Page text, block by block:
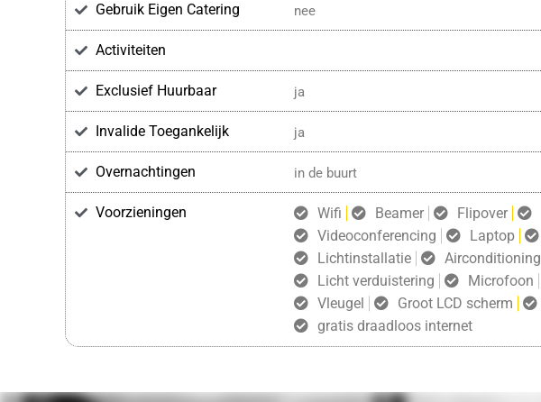
Gebruik Eigen Catering nee
Activiteiten
Exclusief Huurbaar ja
Invalide Toegankelijk ja
Overnachtingen in de buurt
Voorzieningen Wifi Beamer Flipover
Videoconferencing
Laptop
Lichtinstallatie
Airconditioning
Licht verduistering
Microfoon
Vleugel
Groot LCD scherm
gratis draadloos internet